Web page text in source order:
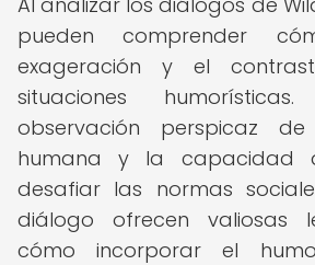
pueden comprender
exageración y el
situaciones
observación perspicaz
humana y la capacidad
desafiar las normas
diálogo ofrecen valiosas
cómo incorporar el